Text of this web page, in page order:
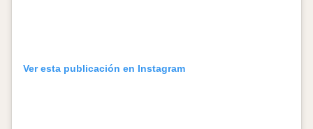
Ver esta publicación en Instagram